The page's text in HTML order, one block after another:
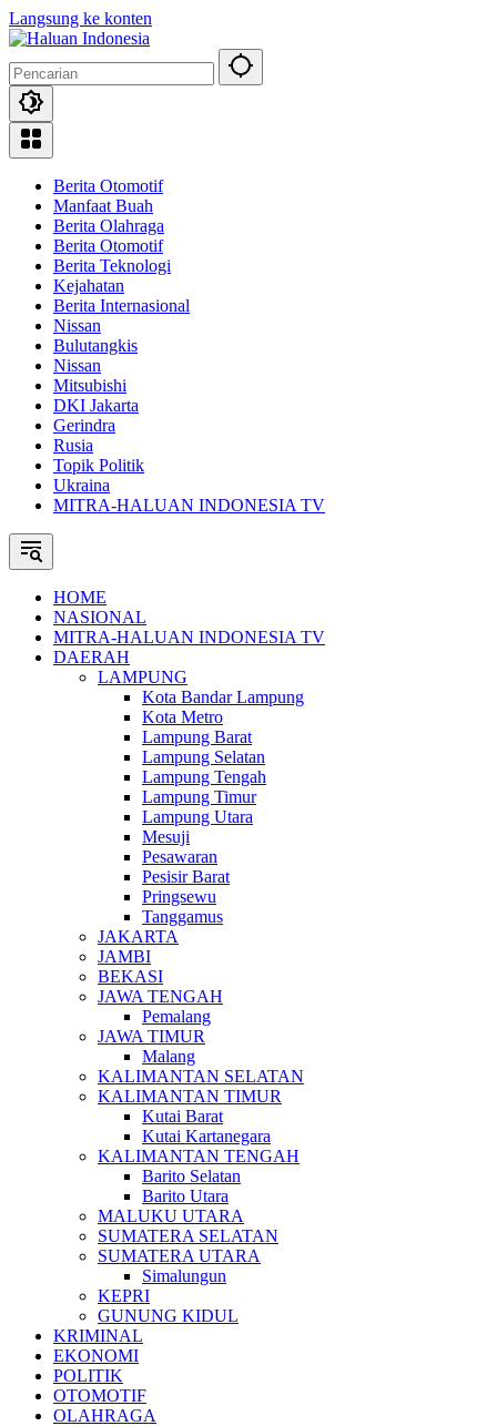
Langsung ke konten
Berita Otomotif
Manfaat Buah
Berita Olahraga
Berita Otomotif
Berita Teknologi
Kejahatan
Berita Internasional
Nissan
Bulutangkis
Nissan
Mitsubishi
DKI Jakarta
Gerindra
Rusia
Topik Politik
Ukraina
MITRA-HALUAN INDONESIA TV
HOME
NASIONAL
MITRA-HALUAN INDONESIA TV
DAERAH
LAMPUNG
Kota Bandar Lampung
Kota Metro
Lampung Barat
Lampung Selatan
Lampung Tengah
Lampung Timur
Lampung Utara
Mesuji
Pesawaran
Pesisir Barat
Pringsewu
Tanggamus
JAKARTA
JAMBI
BEKASI
JAWA TENGAH
Pemalang
JAWA TIMUR
Malang
KALIMANTAN SELATAN
KALIMANTAN TIMUR
Kutai Barat
Kutai Kartanegara
KALIMANTAN TENGAH
Barito Selatan
Barito Utara
MALUKU UTARA
SUMATERA SELATAN
SUMATERA UTARA
Simalungun
KEPRI
GUNUNG KIDUL
KRIMINAL
EKONOMI
POLITIK
OTOMOTIF
OLAHRAGA